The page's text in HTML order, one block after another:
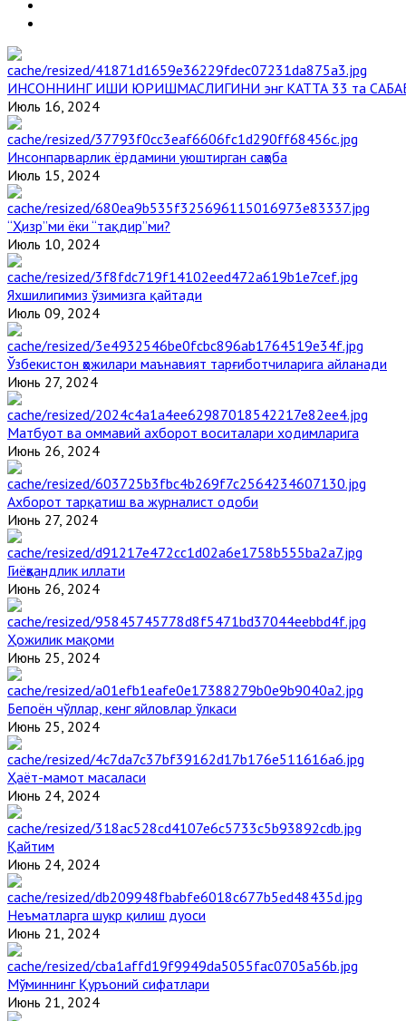
ИНСОННИНГ ИШИ ЮРИШМАСЛИГИНИ энг КАТТА 33 та
Июль 16, 2024
Инсонпарварлик ёрдамини уюштирган саҳоба
Июль 15, 2024
“Ҳизр”ми ёки “тақдир”ми?
Июль 10, 2024
Яхшилигимиз ўзимизга қайтади
Июль 09, 2024
Ўзбекистон ҳожилари маънавият тарғиботчиларига айланади
Июнь 27, 2024
Матбуот ва оммавий ахборот воситалари ходимларига
Июнь 26, 2024
Ахборот тарқатиш ва журналист одоби
Июнь 27, 2024
Гиёҳвандлик иллати
Июнь 26, 2024
Ҳожилик мақоми
Июнь 25, 2024
Бепоён чўллар, кенг яйловлар ўлкаси
Июнь 25, 2024
Ҳаёт-мамот масаласи
Июнь 24, 2024
Қайтим
Июнь 24, 2024
Неъматларга шукр қилиш дуоси
Июнь 21, 2024
Мўминнинг Қуръоний сифатлари
Июнь 21, 2024